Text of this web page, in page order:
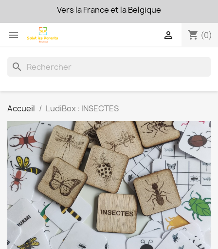
Vers la France et la Belgique
FRAIS DE PORT OFFERTS !dès 50€ d'achat
 shopping_cart (0)

search
Accueil LudiBox : INSECTES